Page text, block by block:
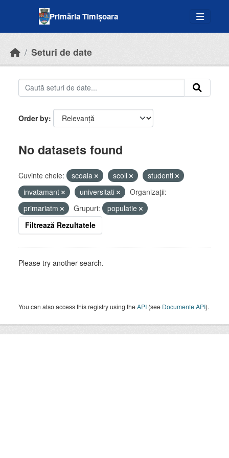
Primăria Timișoara
Seturi de date
Order by
No datasets found
Cuvinte cheie: scoala scoli
studenti
invatamant
universitati
Organizații:
primariatm
Grupuri:
populatie
Filtrează Rezultatele
Please try another search.
You can also access this registry using theAPI (see Documente API).